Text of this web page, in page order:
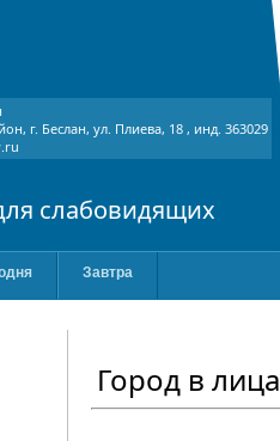
г. Беслан, ул. Плиева, 18 , инд. 363029
слабовидящих
Завтра
Город в